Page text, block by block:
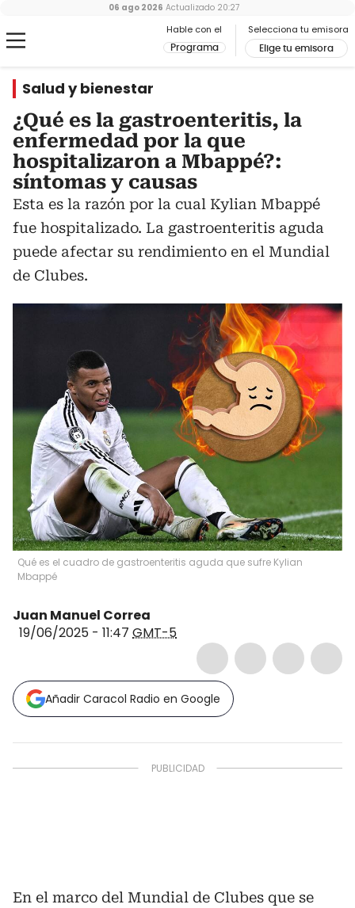
Hable con el
Programa
Selecciona tu emisora
Elige tu emisora
06 ago 2026 Actualizado 20:27
Salud y bienestar
¿Qué es la gastroenteritis, la
enfermedad por la que
hospitalizaron a Mbappé?:
síntomas y causas
Esta es la razón por la cual Kylian Mbappé
fue hospitalizado. La gastroenteritis aguda
puede afectar su rendimiento en el Mundial
de Clubes.
Qué es el cuadro de gastroenteritis aguda que sufre Kylian
Mbappé
Juan Manuel Correa
19/06/2025 - 11:47 GMT-5
Añadir Caracol Radio en Google
En el marco del Mundial de Clubes que se